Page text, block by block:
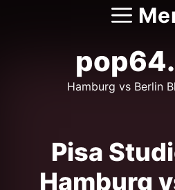
Hamburg vs Berlin
Pisa
Hamburg